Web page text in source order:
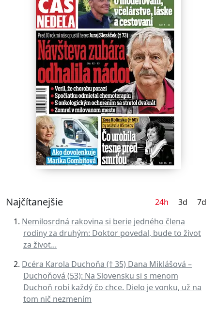
Najčítanejšie 24h 3d
7d
Nemilosrdná rakovina si berie jedného člena
rodiny za druhým: Doktor povedal, bude to život
za život...
Dcéra Karola Duchoňa († 35) Dana Miklášová –
Duchoňová (53): Na Slovensku si s menom
Duchoň robí každý čo chce. Dielo je vonku, už na
tom nič nezmením